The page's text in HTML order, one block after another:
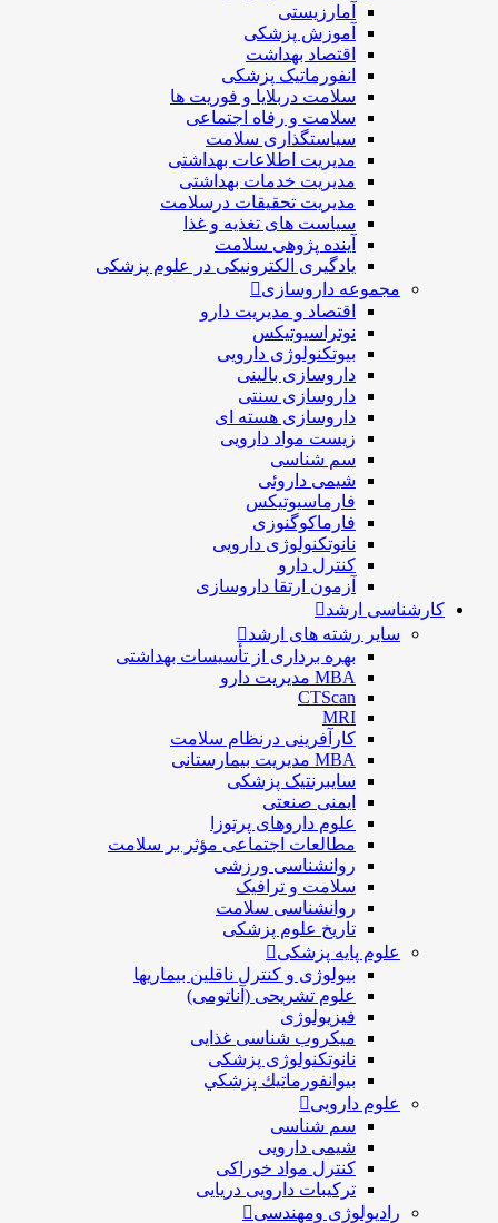
آمارزیستی
آموزش پزشکی
اقتصاد بهداشت
انفورماتیک پزشکی
سلامت دربلايا و فوريت ها
سلامت و رفاه اجتماعی
سیاستگذاری سلامت
مدیریت اطلاعات بهداشتی
مدیریت خدمات بهداشتی
مدیریت تحقیقات درسلامت
سیاست های تغذیه و غذا
آینده پژوهی سلامت
یادگیری الکترونیکی در علوم پزشکی
مجموعه داروسازی
اقتصاد و مديريت دارو
نوتراسیوتیکس
بيوتكنولوژی دارویی
داروسازی بالينی
داروسازی سنتی
داروسازی هسته ای
زیست مواد دارویی
سم شناسی
شيمی داروئی
فارماسيوتيكس
فارماكوگنوزی
نانوتکنولوژی دارویی
كنترل دارو
آزمون ارتقا داروسازی
کارشناسی ارشد
سایر رشته های ارشد
بهره برداری از تأسیسات بهداشتی
MBA مدیریت دارو
CTScan
MRI
کارآفرینی درنظام سلامت
MBA مدیریت بیمارستانی
سایبرنتیک پزشکی
ایمنی صنعتی
علوم داروهای پرتوزا
مطالعات اجتماعی مؤثر بر سلامت
روانشناسی ورزشی
سلامت و ترافیک
روانشناسی سلامت
تاریخ علوم پزشکی
علوم پایه پزشکی
بیولوژی و کنترل ناقلین بیماریها
علوم تشریحی (آناتومی)
فیزیولوژی
ميكروب شناسی غذایی
نانوتکنولوژی پزشکی
بيوانفورماتيك پزشكي
علوم دارویی
سم شناسی
شیمی دارویی
کنترل مواد خوراکی
ترکیبات دارویی دریایی
رادیولوژی ومهندسی